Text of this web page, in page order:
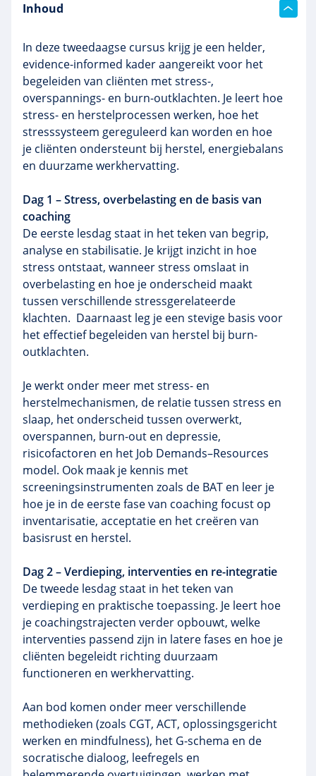
Inhoud
In deze tweedaagse cursus krijg je een helder,
evidence-informed kader aangereikt voor het
begeleiden van cliënten met stress-,
overspannings- en burn-outklachten. Je leert hoe
stress- en herstelprocessen werken, hoe het
stresssysteem gereguleerd kan worden en hoe
je cliënten ondersteunt bij herstel, energiebalans
en duurzame werkhervatting.
Dag 1 – Stress, overbelasting en de basis van
coaching
De eerste lesdag staat in het teken van begrip,
analyse en stabilisatie. Je krijgt inzicht in hoe
stress ontstaat, wanneer stress omslaat in
overbelasting en hoe je onderscheid maakt
tussen verschillende stressgerelateerde
klachten. Daarnaast leg je een stevige basis voor
het effectief begeleiden van herstel bij burn-
outklachten.
Je werkt onder meer met stress- en
herstelmechanismen, de relatie tussen stress en
slaap, het onderscheid tussen overwerkt,
overspannen, burn-out en depressie,
risicofactoren en het Job Demands–Resources
model. Ook maak je kennis met
screeningsinstrumenten zoals de BAT en leer je
hoe je in de eerste fase van coaching focust op
inventarisatie, acceptatie en het creëren van
basisrust en herstel.
Dag 2 – Verdieping, interventies en re-integratie
De tweede lesdag staat in het teken van
verdieping en praktische toepassing. Je leert hoe
je coachingstrajecten verder opbouwt, welke
interventies passend zijn in latere fases en hoe je
cliënten begeleidt richting duurzaam
functioneren en werkhervatting.
Aan bod komen onder meer verschillende
methodieken (zoals CGT, ACT, oplossingsgericht
werken en mindfulness), het G-schema en de
socratische dialoog, leefregels en